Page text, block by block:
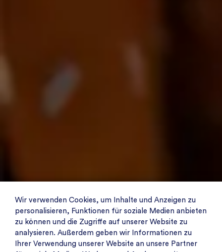
Wir verwenden Cookies, um Inhalte und Anzeigen zu
personalisieren, Funktionen für soziale Medien anbieten
zu können und die Zugriffe auf unserer Website zu
analysieren. Außerdem geben wir Informationen zu
Ihrer Verwendung unserer Website an unsere Partner